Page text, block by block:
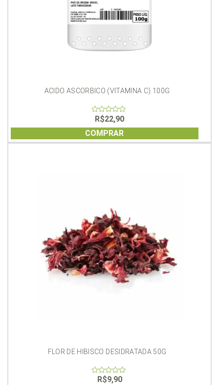
ACIDO ASCORBICO (VITAMINA C) 100G
of
5
R$22,90
COMPRAR
FLOR DE HIBISCO DESIDRATADA 50G
R$9,90